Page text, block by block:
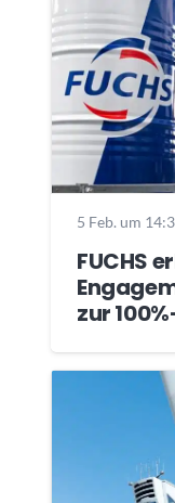
5 Feb. um
FUCHS
zur